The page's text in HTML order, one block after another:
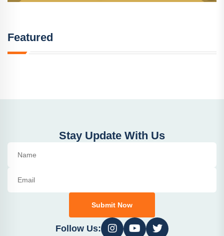
Featured
Stay Update With Us
Submit Now
Follow Us: